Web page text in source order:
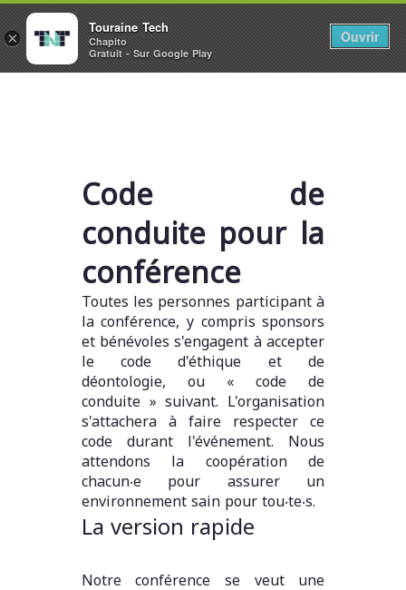
Code de
conduite pour la
conférence
Toutes les personnes participant à
la conférence, y compris sponsors
et bénévoles s'engagent à accepter
le code d'éthique et de
déontologie, ou « code de
conduite » suivant. L'organisation
s'attachera à faire respecter ce
code durant l'événement. Nous
attendons la coopération de
chacun‧e pour assurer un
environnement sain pour tou‧te‧s.
La version rapide
Notre conférence se veut une
×
Touraine Tech
Chapito
Gratuit - Sur Google Play
Ouvrir